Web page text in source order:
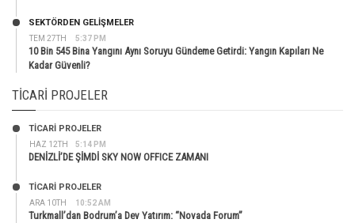
TEM 27TH 5:37 PM
SEKTÖRDEN GELIŞMELER
10 Bin 545 Bina Yangını Aynı Soruyu Gündeme Getirdi: Yangın Kapıları Ne
Kadar Güvenli?
TICARI PROJELER
HAZ 12TH 5:14 PM
TİCARİ PROJELER
DENİZLİ’DE ŞİMDİ SKY NOW OFFICE ZAMANI
ARA 10TH 10:52 AM
TİCARİ PROJELER
Turkmall’dan Bodrum’a Dev Yatırım: “Novada Forum”